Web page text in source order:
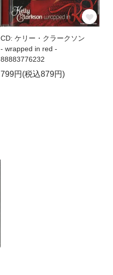
CD: ケリー・クラークソン
- wrapped in red -
88883776232
799円(税込879円)